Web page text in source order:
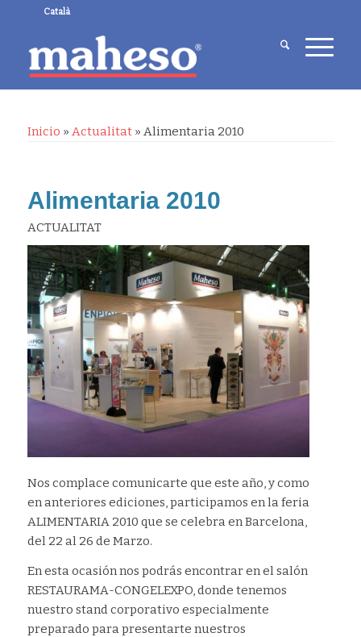
Català
Inicio » Actualitat» Alimentaria 2010
Alimentaria 2010
ACTUALITAT
Nos complace comunicarte que este año, y como
en anteriores ediciones, participamos en la feria
ALIMENTARIA 2010 que se celebra en Barcelona,
del 22 al 26 de Marzo.
En esta ocasión nos podrás encontrar en el salón
RESTAURAMA-CONGELEXPO, donde tenemos
nuestro stand corporativo especialmente
preparado para presentarte nuestros